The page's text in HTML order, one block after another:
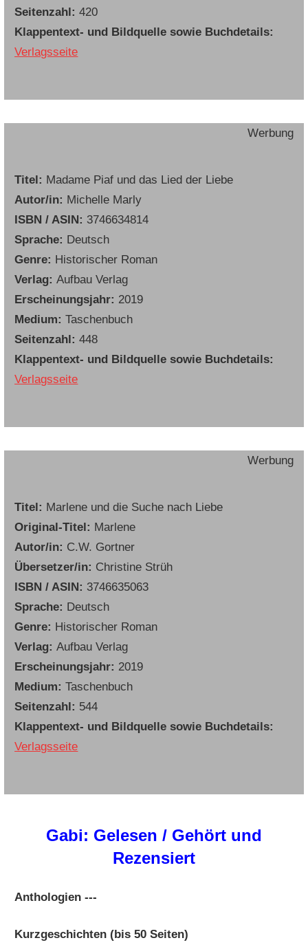
Seitenzahl:420
Klappentext- und Bildquelle sowie Buchdetails:
Verlagsseite
Werbung
Titel: Madame Piaf und das Lied der Liebe
Autor/in: Michelle Marly
ISBN / ASIN: 3746634814
Sprache: Deutsch
Genre: Historischer Roman
Verlag:Aufbau Verlag
Erscheinungsjahr: 2019
Medium:Taschenbuch
Seitenzahl:448
Klappentext- und Bildquelle sowie Buchdetails:
Verlagsseite
Werbung
Titel: Marlene und die Suche nach Liebe
Original-Titel: Marlene
Autor/in: C.W. Gortner
Übersetzer/in: Christine Strüh
ISBN / ASIN: 3746635063
Sprache: Deutsch
Genre: Historischer Roman
Verlag:Aufbau Verlag
Erscheinungsjahr: 2019
Medium:Taschenbuch
Seitenzahl: 544
Klappentext- und Bildquelle sowie Buchdetails:
Verlagsseite
Gabi: Gelesen / Gehört und
Rezensiert
Anthologien ---
Kurzgeschichten (bis 50 Seiten)